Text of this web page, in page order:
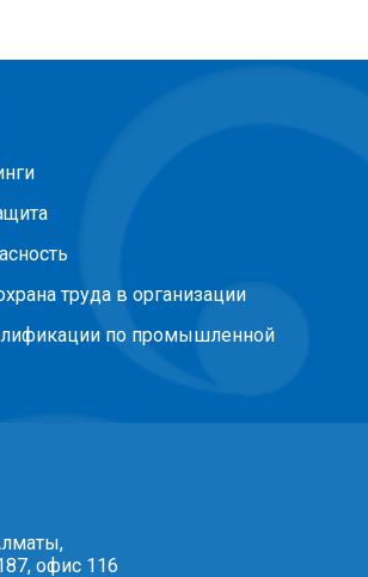
труда в организации
по промышленной
офис 116